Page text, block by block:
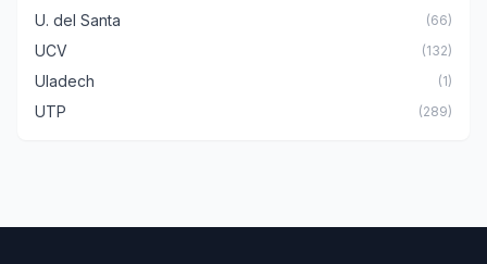
U. del Santa (66)
UCV (132)
Uladech (1)
UTP (289)